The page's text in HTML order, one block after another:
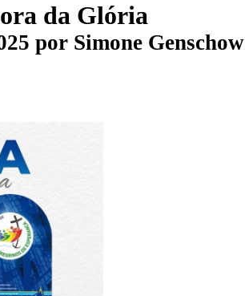
da Glória
por Simone Genschow